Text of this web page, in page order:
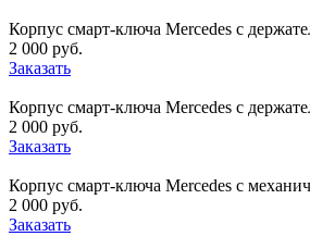
Корпус смарт-ключа Mercedes с
2 000 руб.
Заказать
Корпус смарт-ключа Mercedes с
2 000 руб.
Заказать
Корпус смарт-ключа Mercedes с
2 000 руб.
Заказать